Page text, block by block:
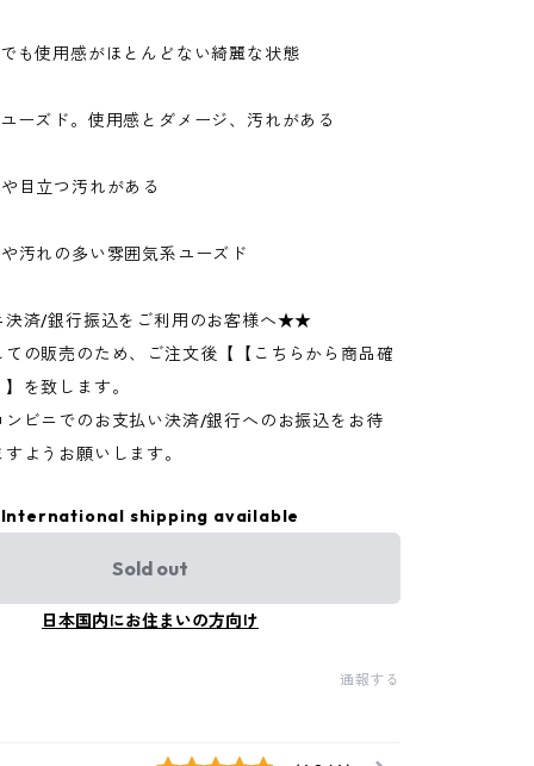
も使用感がほとんどない綺麗な状態
ーズド。使用感とダメージ、汚れがある
目立つ汚れがある
汚れの多い雰囲気系ユーズド
済/銀行振込をご利用のお客様へ★★
の販売のため、ご注文後【【こちらから商品確
を致します。
ンビニでのお支払い決済/銀行へのお振込をお待
ようお願いします。
International shipping available
Sold out
日本国内にお住まいの方向け
通報する